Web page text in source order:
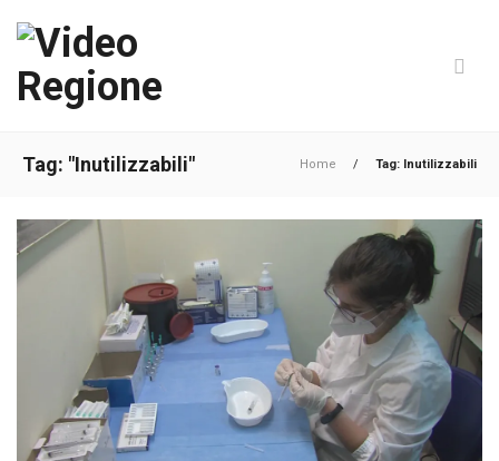
Tag: "Inutilizzabili" Home / Tag: Inutilizzabili